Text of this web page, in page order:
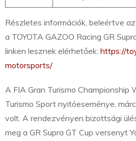
Részletes információk, beleértve
a TOYOTA GAZOO Racing GR
linken lesznek elérhetőek: https://
motorsports/
A FIA Gran Turismo Championship
Turismo Sport nyitóeseménye,
volt. A rendezvényen bizottsági
meg a GR Supra GT Cup versenyt